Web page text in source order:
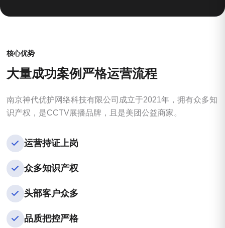
核心优势
大量成功案例 严格运营流程
南京神代优护网络科技有限公司成立于2021年，拥有众多知
识产权，是CCTV展播品牌，且是美团公益商家。
运营持证上岗
众多知识产权
头部客户众多
品质把控严格